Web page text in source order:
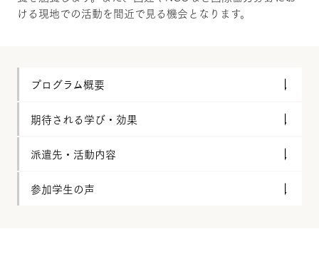
ける現​地での活動を間近で見る機会となります。
プログラム概要
期待される学び・効果
派遣先・活動内容
参加学生の声